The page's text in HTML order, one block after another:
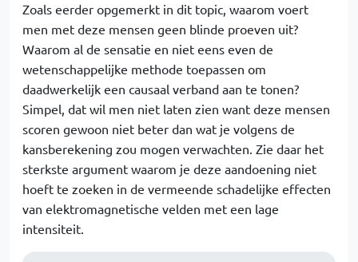
Zoals eerder opgemerkt in dit topic, waarom voert
men met deze mensen geen blinde proeven uit?
Waarom al de sensatie en niet eens even de
wetenschappelijke methode toepassen om
daadwerkelijk een causaal verband aan te tonen?
Simpel, dat wil men niet laten zien want deze mensen
scoren gewoon niet beter dan wat je volgens de
kansberekening zou mogen verwachten. Zie daar het
sterkste argument waarom je deze aandoening niet
hoeft te zoeken in de vermeende schadelijke effecten
van elektromagnetische velden met een lage
intensiteit.